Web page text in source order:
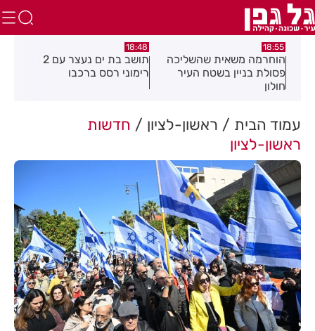
18:55
הוחרמה משאית שהשליכה
פסולת בניין בשטח העיר
חולון
18:48
תושב בת ים נעצר עם 2
רימוני רסס ברכבו
עמוד הבית ראשון-לציון
חדשות
ראשון-לציון